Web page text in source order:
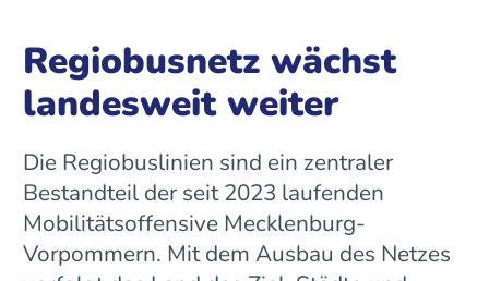
Regiobusnetz wächst
landesweit weiter
Die Regiobuslinien sind ein zentraler
Bestandteil der seit 2023 laufenden
Mobilitätsoffensive Mecklenburg-
Vorpommern. Mit dem Ausbau des Netzes